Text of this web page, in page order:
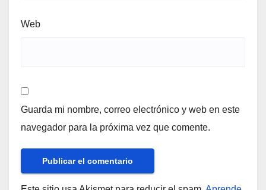
Web
Guarda mi nombre, correo electrónico y web en este
navegador para la próxima vez que comente.